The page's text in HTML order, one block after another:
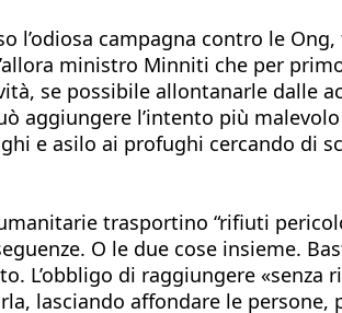
campagna contro le
ministro Minniti che per
se possibile allontanarle
aggiungere l’intento più
e asilo ai profughi cercando di
trasportino “rifiuti
O le due cose insieme.
L’obbligo di raggiungere
lasciando affondare le